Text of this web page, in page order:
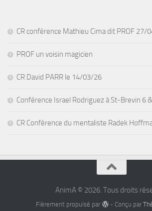
CR conférence Mathieu Cima dit PROF 27/
PROF un voisin magicien
CR David PARR le 14/03/26
Conférence Israel Rodriguez à St-Brevin 6
CR Conférence du mentaliste Radek
AnimA © 2026. Tous droits
Fièrement propulsé par - Conçu par